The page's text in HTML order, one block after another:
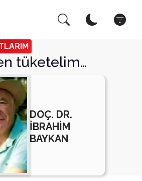
tüketelim…
DOÇ. DR.
İBRAHİM
BAYKAN
Kapat